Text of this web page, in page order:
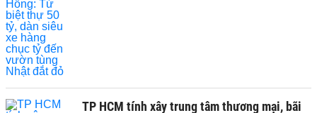
TP HCM tính xây trung tâm thương mại, bãi